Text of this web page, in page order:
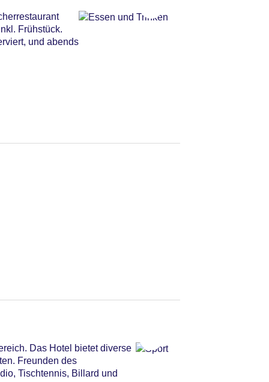
Frühstück.
und abends
Das Hotel bietet diverse
Freunden des
Tischtennis, Billard und